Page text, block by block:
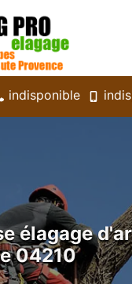
indisponible
élagage
04210